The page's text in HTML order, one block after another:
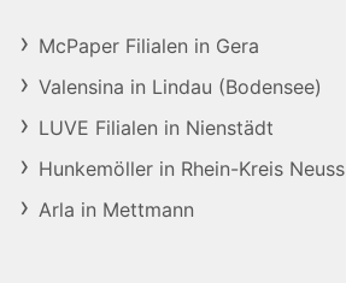
McPaper Filialen in Gera
Valensina in Lindau (Bodensee)
LUVE Filialen in Nienstädt
Hunkemöller in Rhein-Kreis Neuss
Arla in Mettmann